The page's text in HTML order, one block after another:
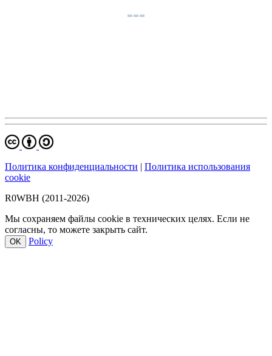
Политика конфиденциальности | Политика использования
cookie
R0WBH (2011-2026)
Мы сохраняем файлы cookie в технических целях. Если не
согласны, то можете закрыть сайт.
OK Policy